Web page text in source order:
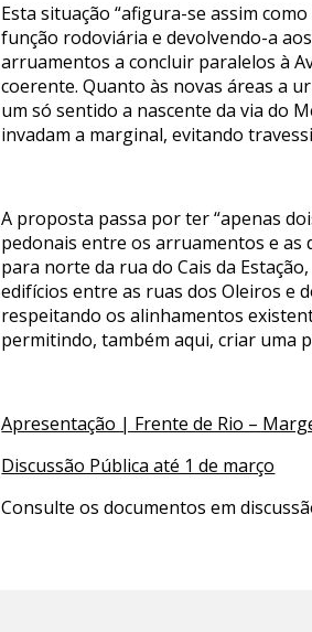
Esta situação “afigura-se assim
função rodoviária e devolvendo-a
arruamentos a concluir paralelos à
coerente. Quanto às novas áreas a
um só sentido a nascente da via do
invadam a marginal, evitando
A proposta passa por ter “apenas
pedonais entre os arruamentos e as
para norte da rua do Cais da
edifícios entre as ruas dos Oleiros e
respeitando os alinhamentos
permitindo, também aqui, criar uma
Apresentação | Frente de Rio –
Discussão Pública até 1 de março
Consulte os documentos em